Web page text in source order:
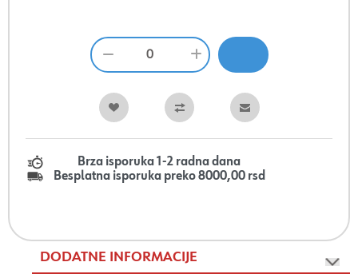
Brza isporuka 1-2 radna dana
Besplatna isporuka preko 8000,00 rsd
DODATNE INFORMACIJE